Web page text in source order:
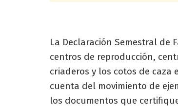
La Declaración Semestral de
centros de reproducción,
criaderos y los cotos de caza
cuenta del movimiento de
los documentos que